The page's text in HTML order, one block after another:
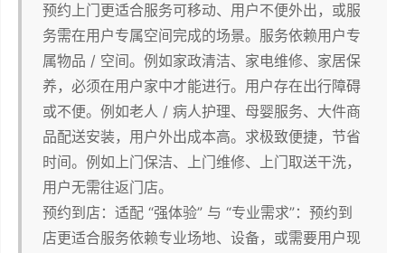
预约上门更适合服务可移动、用户不便外出，或服
务需在用户专属空间完成的场景。服务依赖用户专
属物品 / 空间。例如家政清洁、家电维修、家居保
养，必须在用户家中才能进行。用户存在出行障碍
或不便。例如老人 / 病人护理、母婴服务、大件商
品配送安装，用户外出成本高。求极致便捷，节省
时间。例如上门保洁、上门维修、上门取送干洗，
用户无需往返门店。
预约到店：适配 “强体验” 与 “专业需求”：预约到
店更适合服务依赖专业场地、设备，或需要用户现